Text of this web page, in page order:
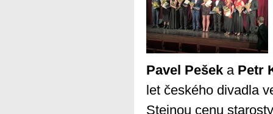
Pavel Pešek a Petr
let českého divadla
Stejnou cenu